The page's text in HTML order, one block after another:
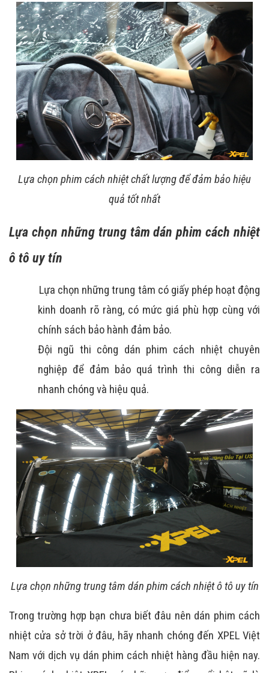
Lựa chọn phim cách nhiệt chất lượng để đảm bảo hiệu
quả tốt nhất
Lựa chọn những trung tâm dán phim cách nhiệt
ô tô uy tín
Lựa chọn những trung tâm có giấy phép hoạt động
kinh doanh rõ ràng, có mức giá phù hợp cùng với
chính sách bảo hành đảm bảo.
Đội ngũ thi công dán phim cách nhiệt chuyên
nghiệp để đảm bảo quá trình thi công diễn ra
nhanh chóng và hiệu quả.
Lựa chọn những trung tâm dán phim cách nhiệt ô tô uy tín
Trong trường hợp bạn chưa biết đâu nên dán phim cách
nhiệt cửa sở trời ở đâu, hãy nhanh chóng đến XPEL Việt
Nam với dịch vụ dán phim cách nhiệt hàng đầu hiện nay.